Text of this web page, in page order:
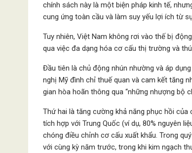
chính sách này là một biện pháp kinh tế,
cung ứng toàn cầu và làm suy yếu lợi ích từ
Tuy nhiên, Việt Nam không rơi vào thế bị
qua việc đa dạng hóa cơ cấu thị trường và
Đầu tiên là chủ động nhún nhường và áp
nghị Mỹ đình chỉ thuế quan và cam kết tăng
gian hòa hoãn thông qua “những nhượng bộ
Thứ hai là tăng cường khả năng phục hồi
tích hợp với Trung Quốc (ví dụ, 80% nguyên
chóng điều chỉnh cơ cấu xuất khẩu. Trong
với cùng kỳ năm trước, trong khi kim ngạch